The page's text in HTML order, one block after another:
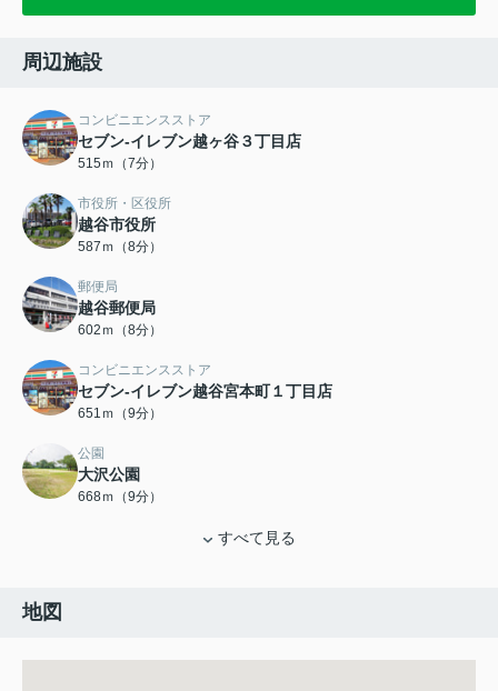
周辺施設
コンビニエンスストア
セブン-イレブン越ヶ谷３丁目店
515ｍ（7分）
市役所・区役所
越谷市役所
587ｍ（8分）
郵便局
越谷郵便局
602ｍ（8分）
コンビニエンスストア
セブン-イレブン越谷宮本町１丁目店
651ｍ（9分）
公園
大沢公園
668ｍ（9分）
すべて見る
地図